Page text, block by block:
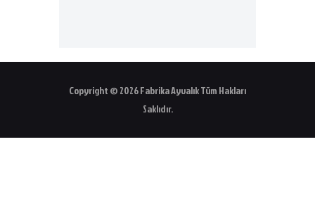
Copyright © 2026 Fabrika Ayvalık Tüm Hakları
Saklıdır.